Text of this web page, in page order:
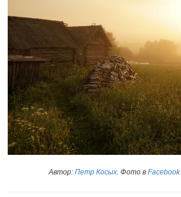
Автор: Петр Косых. Фото в Facebook